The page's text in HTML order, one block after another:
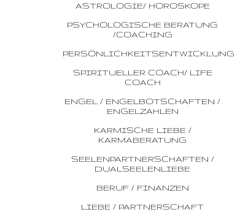
ASTROLOGIE/ HOROSKOPE
PSYCHOLOGISCHE BERATUNG
/COACHING
PERSÖNLICHKEITSENTWICKLUNG
SPIRITUELLER COACH/ LIFE
COACH
ENGEL / ENGELBOTSCHAFTEN /
ENGELZAHLEN
KARMISCHE LIEBE /
KARMABERATUNG
SEELENPARTNERSCHAFTEN /
DUALSEELENLIEBE
BERUF / FINANZEN
LIEBE / PARTNERSCHAFT